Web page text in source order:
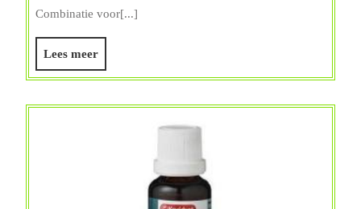
K2
Combinatie voor[...]
Lees meerLees
meer